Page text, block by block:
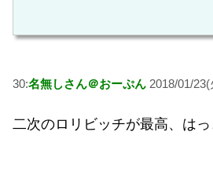
30:名無しさん＠おーぷん 2018/01/
二次のロリビッチが最高、は